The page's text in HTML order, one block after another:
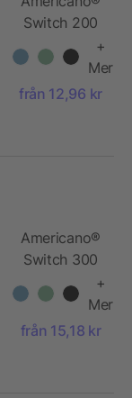
Switch 200
ml med 360°
lock
+
Mer
från 12,96 kr
Americano®
Switch 300
ml med lock+
Mer
från 15,18 kr